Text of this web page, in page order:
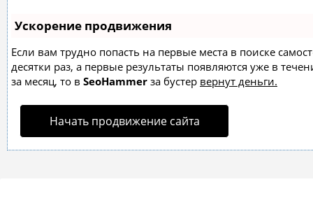
Ускорение продвижения
Если вам трудно попасть на первые места в поиске
десятки раз, а первые результаты появляются уже в
за месяц, то в SeoHammer за бустер вернут деньги.
Начать продвижение сайта